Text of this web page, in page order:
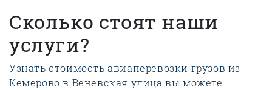
Сколько стоят наши
услуги?
Узнать стоимость авиаперевозки грузов из
Кемерово в Веневская улица вы можете